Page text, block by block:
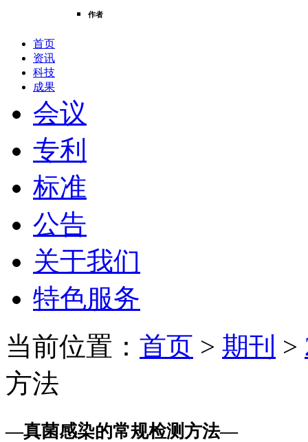
作者
首页
资讯
科技
成果
会议
专利
标准
公告
关于我们
特色服务
当前位置： 首页 > 期刊 >
方法
—真菌感染的常规检测方法—